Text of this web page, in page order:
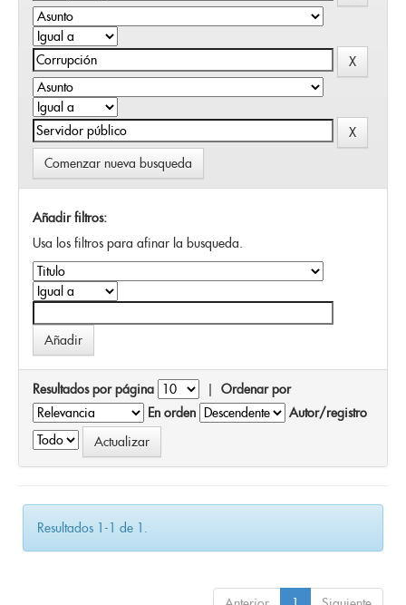
Comenzar nueva busqueda
Añadir filtros:
Usa los filtros para afinar la busqueda.
Resultados por página | Ordenar por
En orden
Autor/registro
Resultados 1-1 de 1.